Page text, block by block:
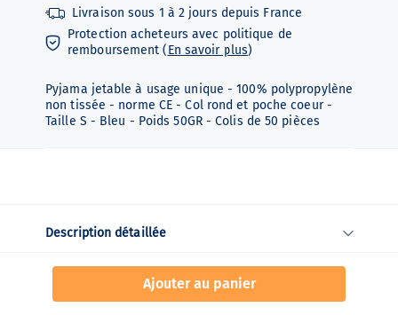
Livraison sous 1 à 2 jours depuis France
Protection acheteurs avec politique de
remboursement (En savoir plus)
Pyjama jetable à usage unique - 100% polypropylène
non tissée - norme CE - Col rond et poche coeur -
Taille S - Bleu - Poids 50GR - Colis de 50 pièces
Ajouter au panier
Description détaillée